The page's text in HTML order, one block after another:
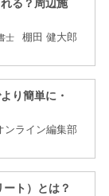
る？周辺施
士 棚田 健大郎
り簡単に・
ンライン編集部
ト）とは？